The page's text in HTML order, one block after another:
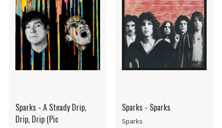
Sparks - A Steady Drip,
Drip, Drip (Pic
Sparks - Sparks
Sparks